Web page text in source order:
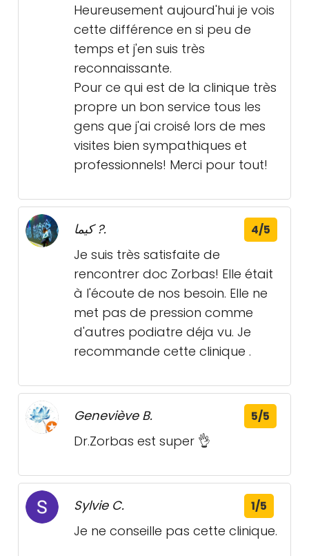
Heureusement aujourd'hui je vois
cette différence en si peu de
temps et j'en suis très
reconnaissante.
Pour ce qui est de la clinique très
propre un bon service tous les
gens que j'ai croisé lors de mes
visites bien sympathiques et
professionnels! Merci pour tout!
كيما ?. 4/5
Je suis très satisfaite de
rencontrer doc Zorbas! Elle était
à l'écoute de nos besoin. Elle ne
met pas de pression comme
d'autres podiatre déja vu. Je
recommande cette clinique .
Geneviève B. 5/5
Dr.Zorbas est super 👌
Sylvie C. 1/5
Je ne conseille pas cette clinique.